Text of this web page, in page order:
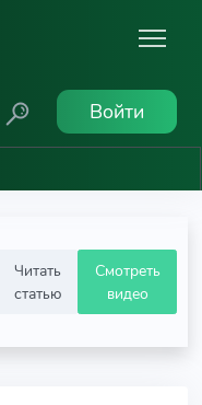
Войти
Читать
статью
Смотреть
видео